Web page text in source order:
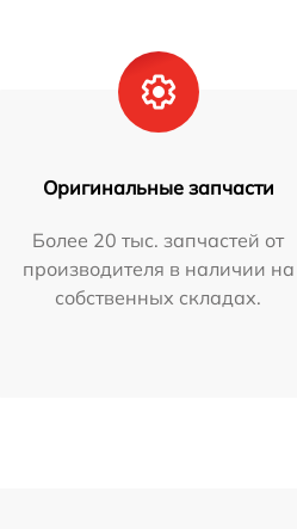
Оригинальные запчасти
Более 20 тыс. запчастей от
производителя в наличии на
собственных складах.